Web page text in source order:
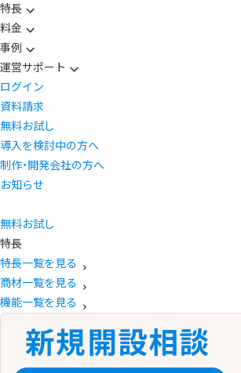
特長
料金
事例
運営サポート
ログイン
資料請求
無料お試し
導入を検討中の方へ
制作・開発会社の方へ
お知らせ
無料お試し
特長
特長一覧を見る
商材一覧を見る
機能一覧を見る